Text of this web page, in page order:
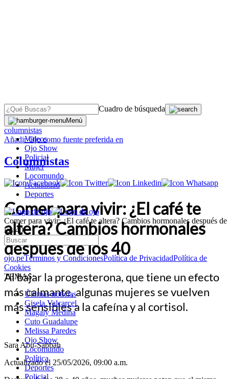
Cuadro de búsqueda
Menú
Videos
Ojo Show
Policial
Mujer
Locomundo
Actualidad
Deportes
Comer para vivir: ¿El café te altera? Cambios hormonales después de
los 40
ojo.peTérminos y CondicionesPolítica de PrivacidadPolítica de
Cookies
TEMAS:
Últimas noticias
Gisela Valcarcel
Magaly Medina
Cuto Guadalupe
Melissa Paredes
Ojo Show
Locomundo
Política
Deportes
Policial
OJO
columnistas
AñadirOjocomo fuente preferida en
Columnistas
Comer para vivir: ¿El café te
altera? Cambios hormonales
después de los 40
Al bajar la progesterona, que tiene un efecto
más calmante, algunas mujeres se vuelven
más sensibles a la cafeína y al cortisol.
Sara Abu-Sabbah
Actualizado el 25/05/2026, 09:00 a.m.